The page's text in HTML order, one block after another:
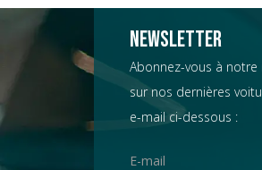
Newsletter
Abonnez-vous à
sur nos dernières
e-mail ci-dessous :